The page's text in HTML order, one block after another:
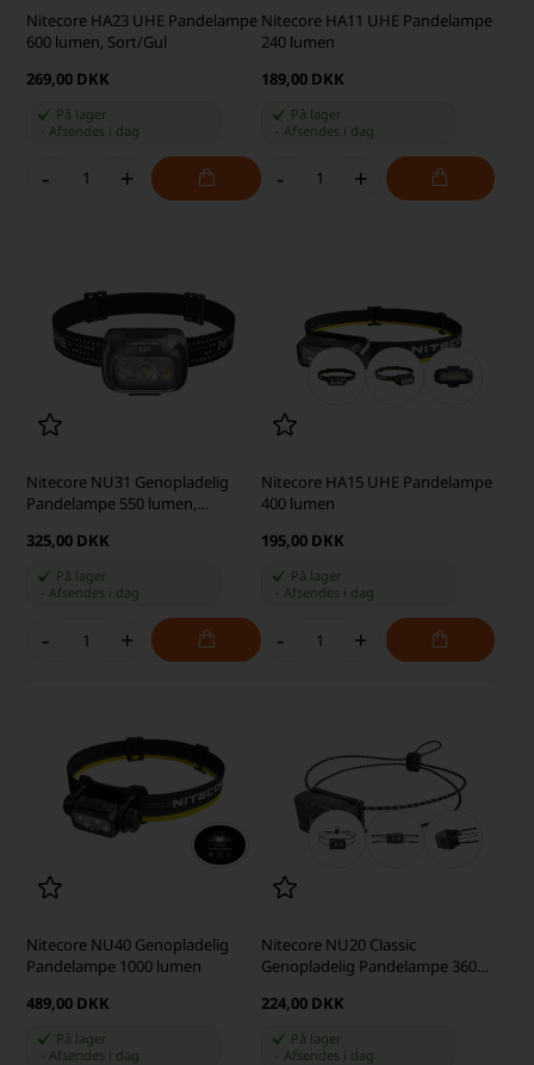
Nitecore HA23 UHE Pandelampe
600 lumen, Sort/Gul
269,00 DKK
På lager
Afsendes i dag
- +
Nitecore HA11 UHE Pandelampe
240 lumen
189,00 DKK
På lager
Afsendes i dag
- +
Nitecore NU31 Genopladelig
Pandelampe 550 lumen,
325,00 DKK
På lager
-Afsendes i dag
- +
Nitecore HA15 UHE Pandelampe
400 lumen
195,00 DKK
På lager
Afsendes i dag
- +
Nitecore NU40 Genopladelig
Pandelampe 1000 lumen
489,00 DKK
På lager
Afsendes i dag
Nitecore NU20 Classic
Genopladelig Pandelampe 360
224,00 DKK
På lager
Afsendes i dag